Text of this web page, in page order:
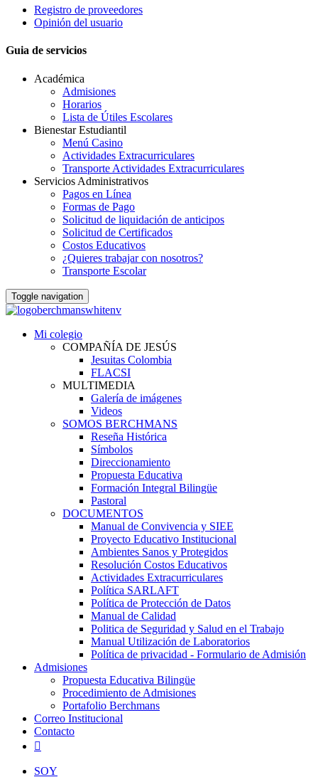
Registro de proveedores
Opinión del usuario
Guia de servicios
Académica
Admisiones
Horarios
Lista de Útiles Escolares
Bienestar Estudiantil
Menú Casino
Actividades Extracurriculares
Transporte Actividades Extracurriculares
Servicios Administrativos
Pagos en Línea
Formas de Pago
Solicitud de liquidación de anticipos
Solicitud de Certificados
Costos Educativos
¿Quieres trabajar con nosotros?
Transporte Escolar
Toggle navigation
Mi colegio
COMPAÑÍA DE JESÚS
Jesuitas Colombia
FLACSI
MULTIMEDIA
Galería de imágenes
Videos
SOMOS BERCHMANS
Reseña Histórica
Símbolos
Direccionamiento
Propuesta Educativa
Formación Integral Bilingüe
Pastoral
DOCUMENTOS
Manual de Convivencia y SIEE
Proyecto Educativo Institucional
Ambientes Sanos y Protegidos
Resolución Costos Educativos
Actividades Extracurriculares
Política SARLAFT
Política de Protección de Datos
Manual de Calidad
Politica de Seguridad y Salud en el Trabajo
Manual Utilización de Laboratorios
Política de privacidad - Formulario de Admisión
Admisiones
Propuesta Educativa Bilingüe
Procedimiento de Admisiones
Portafolio Berchmans
Correo Institucional
Contacto

SOY